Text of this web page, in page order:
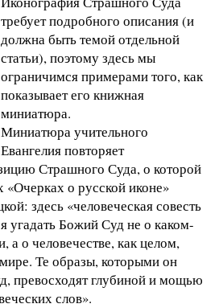
требует подробного описания (и
должна быть темой отдельной
статьи), поэтому здесь мы
ограничимся примерами того, как
показывает его книжная
миниатюра.
Миниатюра учительного
Евангелия повторяет
Страшного Суда, о которой
«Очерках о русской иконе»
здесь «человеческая совесть
угадать Божий Суд не о каком-
а о человечестве, как целом,
Те образы, которыми он
превосходят глубиной и мощью
слов».